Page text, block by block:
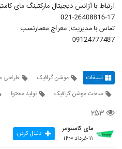
ارتباط با آژانس دیجیتال مارکتینگ مای
021-26408816-17
تماس با مدیریت: معراج معمارنسب
09124777487
تبلیغات موشن گرافیک
طراحی
ساخت موشن گرافیک
تولید محتوا
۲۵۳
مای کاستومر
۱۱ خرداد ۱۴۰۰ دنبال کردن